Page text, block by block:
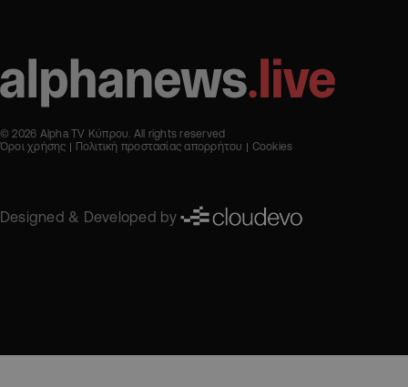
© 2026 Alpha TV Κύπρου. All rights reserved
Όροι χρήσης
Πολιτική προστασίας απορρήτου Cookies
Designed & Developed by